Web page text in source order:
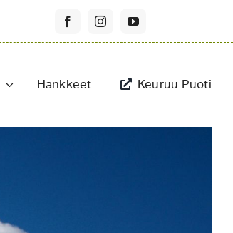
Hankkeet Keuruu Puoti